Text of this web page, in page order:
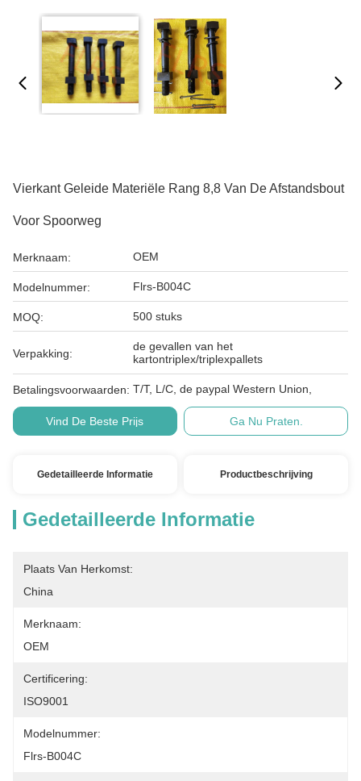
Vierkant Geleide Materiële Rang 8,8 Van De Afstandsbout
Voor Spoorweg
Merknaam: OEM
Modelnummer: Flrs-B004C
MOQ: 500 stuks
Verpakking:
de gevallen van het
kartontriplex/triplexpallets
Betalingsvoorwaarden: T/T, L/C, de paypal Western Union,
Vind De Beste Prijs Ga Nu Praten.
Gedetailleerde Informatie Productbeschrijving
Gedetailleerde Informatie
Plaats Van Herkomst:
China
Merknaam:
OEM
Certificering:
ISO9001
Modelnummer:
Flrs-B004C